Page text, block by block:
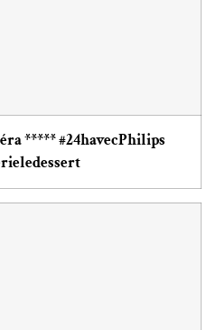
***** #24havecPhilips